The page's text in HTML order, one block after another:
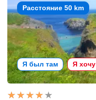
Расстояние 50 km
Я был там Я